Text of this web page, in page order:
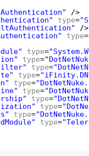
/>
type=
/>
type=
type=
type=
type=
type=
type=
type=
type=
type=
type=
type=